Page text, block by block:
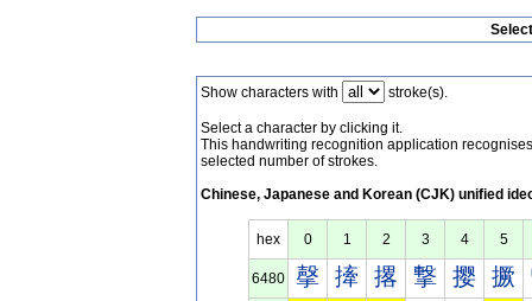
Show characters with stroke(s).
Select a character by clicking it.
This handwriting recognition application
selected number of strokes.
Chinese, Japanese and Korean (CJK) unified
hex 0 1 2 3 4 5
6480 撀 撁 撂 撃 撄 撅